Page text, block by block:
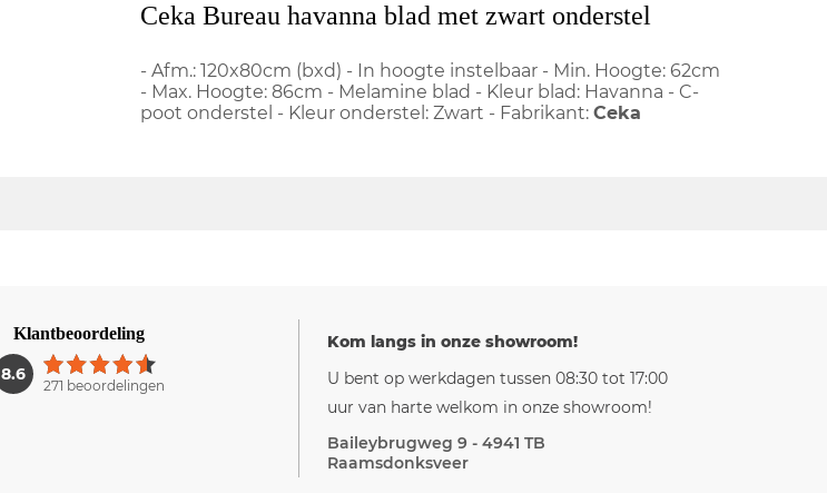
Ceka Bureau havanna blad met zwart onderstel
- Afm.: 120x80cm (bxd) - In hoogte instelbaar - Min. Hoogte: 62cm
- Max. Hoogte: 86cm - Melamine blad - Kleur blad: Havanna - C-
poot onderstel - Kleur onderstel: Zwart - Fabrikant: Ceka
Klantbeoordeling
8.6 1
271 beoordelingen
Kom langs in onze showroom!
U bent op werkdagen tussen 08:30 tot 17:00
uur van harte welkom in onze showroom!
Baileybrugweg 9 - 4941 TB
Raamsdonksveer